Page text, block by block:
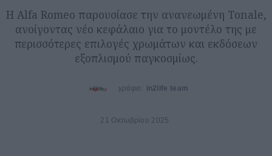
Η Alfa Romeo παρουσίασε την ανανεωμένη Tonale,
ανοίγοντας νέο κεφάλαιο για το μοντέλο της με
περισσότερες επιλογές χρωμάτων και εκδόσεων
εξοπλισμού παγκοσμίως.
γράφει: in2life team
21 Οκτωβρίου 2025